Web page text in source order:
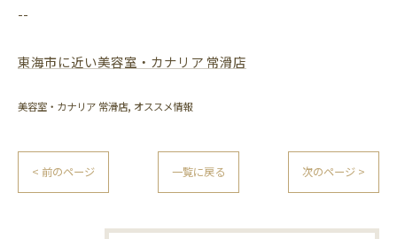
--
東海市に近い美容室・カナリア 常滑店
美容室・カナリア 常滑店 オススメ情報
< 前のページ 一覧に戻る 次のページ >